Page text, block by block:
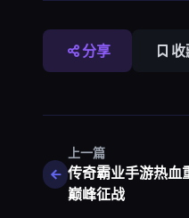
分享 收
上一篇
传奇霸业手游热血
巅峰征战